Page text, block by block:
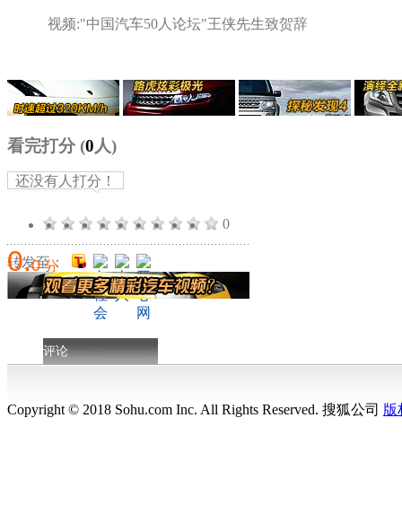
视频:"中国汽车50人论坛"王侠先生致贺辞
看完打分 (0人)
还没有人打分！
0
0.0 分
转发至：
评论
Copyright © 2018 Sohu.com Inc. All Rights Reserved. 搜狐公司 版